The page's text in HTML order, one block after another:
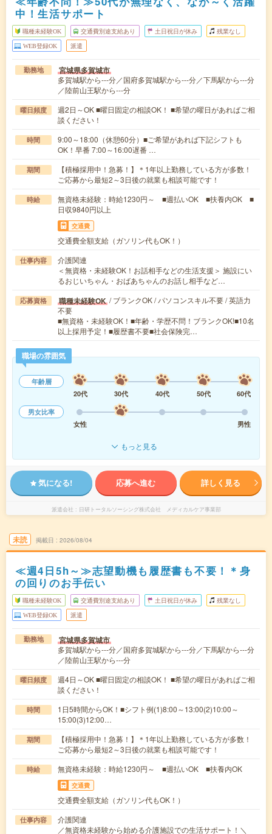
中！生活サポート
職種未経験OK 交通費別途支給あり 土日祝日が休み 残業なし
WEB登録OK 派遣
勤務地 宮城県多賀城市
多賀城駅から---分／国府多賀城駅から---分／下馬駅から---分
／陸前山王駅から---分
曜日頻度
週2日～OK ■曜日固定の相談OK！ ■希望の曜日があればご相
談ください！
時間
9:00～18:00（休憩60分）■ご希望があれば下記シフトも
OK！早番 7:00～16:00遅番 …
期間
【積極採用中！急募！】＊1年以上勤務している方が多数！
ご応募から最短2～3日後の就業も相談可能です！
時給
無資格未経験：時給1230円～ ■週払いOK ■扶養内OK ■
日収9840円以上
交通費
交通費全額支給（ガソリン代もOK！）
仕事内容
介護関連
＜無資格・未経験OK！お話相手などの生活支援＞ 施設にい
るおじいちゃん・おばあちゃんのお話し相手など…
応募資格 職種未経験OK / ブランクOK / パソコンスキル不要 / 英語力
不要
■無資格・未経験OK！■年齢・学歴不問！ブランクOK!■10名
以上採用予定！■履歴書不要■社会保険完…
職場の雰囲気
年齢層
20代
30代 40代 50代
60代
男女比率
女性
男性
もっと見る
気になる! 応募へ進む 詳しく見る
派遣会社 日研トータルソーシング株式会社 メディカルケア事業部
未読 掲載日 2026/08/04
≪週4日5h～≫志望動機も履歴書も不要！＊身
の回りのお手伝い
職種未経験OK 交通費別途支給あり 土日祝日が休み 残業なし
WEB登録OK 派遣
勤務地 宮城県多賀城市
多賀城駅から---分／国府多賀城駅から---分／下馬駅から---分
／陸前山王駅から---分
曜日頻度
週4日～OK ■曜日固定の相談OK！ ■希望の曜日があればご相
談ください！
時間
1日5時間からOK！■シフト例(1)8:00～13:00(2)10:00～
15:00(3)12:00…
期間
【積極採用中！急募！】＊1年以上勤務している方が多数！
ご応募から最短2～3日後の就業も相談可能です！
時給 無資格未経験：時給1230円～ ■週払いOK ■扶養内OK
交通費
交通費全額支給（ガソリン代もOK！）
仕事内容
介護関連
／無資格未経験から始める介護施設での生活サポート！＼